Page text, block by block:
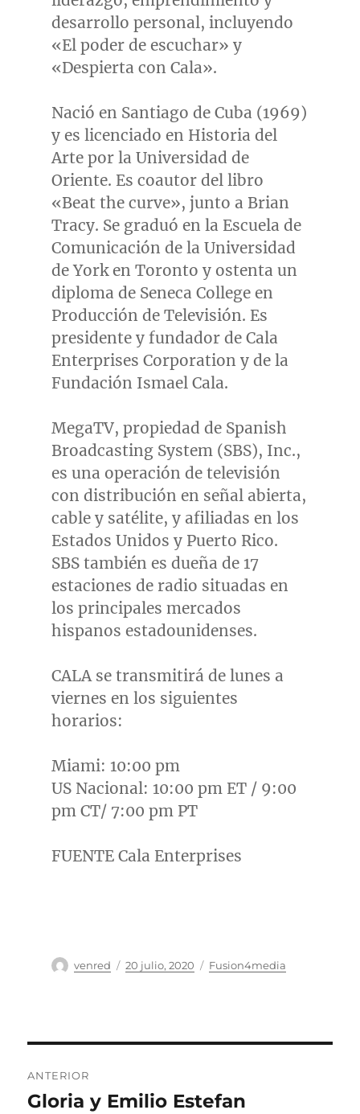
desarrollo personal, incluyendo
«El poder de escuchar» y
«Despierta con Cala».
Nació en Santiago de Cuba (1969)
y es licenciado en Historia del
Artepor la Universidad de
Oriente. Es coautor del libro
«Beat the curve», junto a Brian
Tracy. Se graduó en la Escuela de
Comunicación de la Universidad
deYorken Toronto y ostenta un
diploma de Seneca Collegeen
Producción de Televisión. Es
presidente y fundador de Cala
Enterprises Corporation y de la
Fundación Ismael Cala.
MegaTV, propiedad de Spanish
Broadcasting System (SBS), Inc.,
es una operación de televisión
con distribución en señal abierta,
cable y satélite, y afiliadas en los
Estados Unidos y Puerto Rico.
SBS también es dueña de 17
estaciones de radio situadas en
los principales mercados
hispanos estadounidenses.
CALA se transmitirá de lunes a
viernes en los siguientes
horarios:
Miami: 10:00 pm
US Nacional: 10:00 pm ET/ 9:00
pm CT/ 7:00 pm PT
FUENTE Cala Enterprises
Autor
venred
Publicado
20 julio, 2020 Categorías
Fusion4media
de
ANTERIOR
Entrada
Gloria y Emilio Estefan